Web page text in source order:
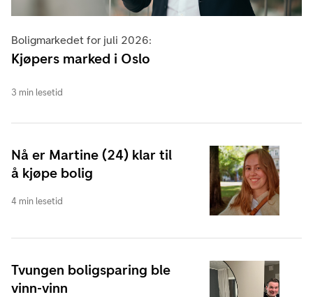
Boligmarkedet for juli 2026:
Kjøpers marked i Oslo
3 min lesetid
Nå er Martine (24) klar til
å kjøpe bolig
4 min lesetid
Tvungen boligsparing ble
vinn-vinn